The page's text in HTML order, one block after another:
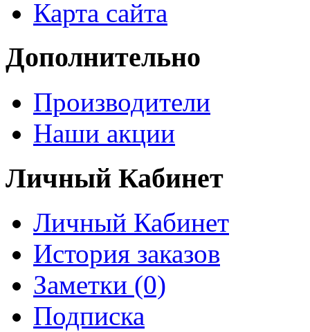
Карта сайта
Дополнительно
Производители
Наши акции
Личный Кабинет
Личный Кабинет
История заказов
Заметки (0)
Подписка